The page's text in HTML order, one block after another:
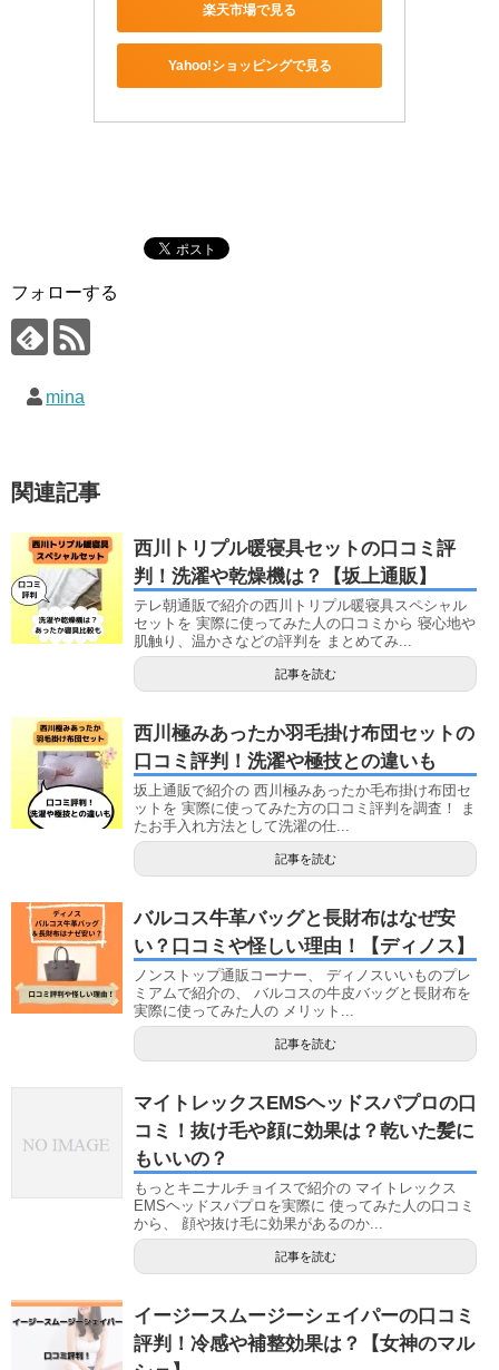
楽天市場で見る
Yahoo!ショッピングで見る
フォローする
mina
関連記事
西川トリプル暖寝具セットの口コミ評
判！洗濯や乾燥機は？【坂上通販】
テレ朝通販で紹介の西川トリプル暖寝具スペシャル
セットを 実際に使ってみた人の口コミから 寝心地や
肌触り、温かさなどの評判を まとめてみ...
記事を読む
西川極みあったか羽毛掛け布団セットの
口コミ評判！洗濯や極技との違いも
坂上通販で紹介の 西川極みあったか毛布掛け布団セ
ットを 実際に使ってみた方の口コミ評判を調査！ ま
たお手入れ方法として洗濯の仕...
記事を読む
バルコス牛革バッグと長財布はなぜ安
い？口コミや怪しい理由！【ディノス】
ノンストップ通販コーナー、 ディノスいいものプレ
ミアムで紹介の、 バルコスの牛皮バッグと長財布を
実際に使ってみた人の メリット...
記事を読む
マイトレックスEMSヘッドスパプロの口
コミ！抜け毛や顔に効果は？乾いた髪に
もいいの？
もっとキニナルチョイスで紹介の マイトレックス
EMSヘッドスパプロを実際に 使ってみた人の口コミ
から、 顔や抜け毛に効果があるのか...
記事を読む
イージースムージーシェイパーの口コミ
評判！冷感や補整効果は？【女神のマル